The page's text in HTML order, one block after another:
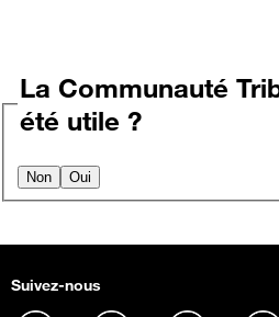
La Communauté
été utile ?
Non Oui
Suivez-nous